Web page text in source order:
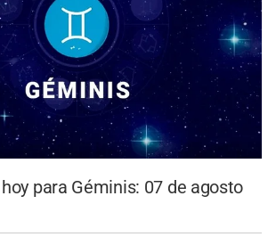
para Géminis: 07 de agosto